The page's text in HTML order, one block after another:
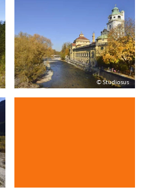
© Studiosus